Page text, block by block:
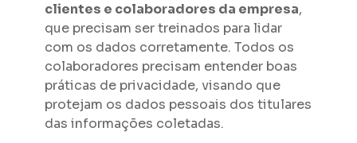
clientes e colaboradores da empresa,
que precisam ser treinados para lidar
com os dados corretamente. Todos os
colaboradores precisam entender boas
práticas de privacidade, visando que
protejam os dados pessoais dos titulares
das informações coletadas.